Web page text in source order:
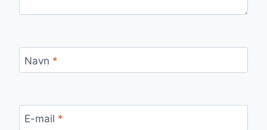
Navn *
E-mail *